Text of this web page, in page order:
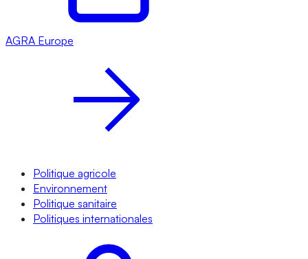
AGRA Europe
Politique agricole
Environnement
Politique sanitaire
Politiques internationales